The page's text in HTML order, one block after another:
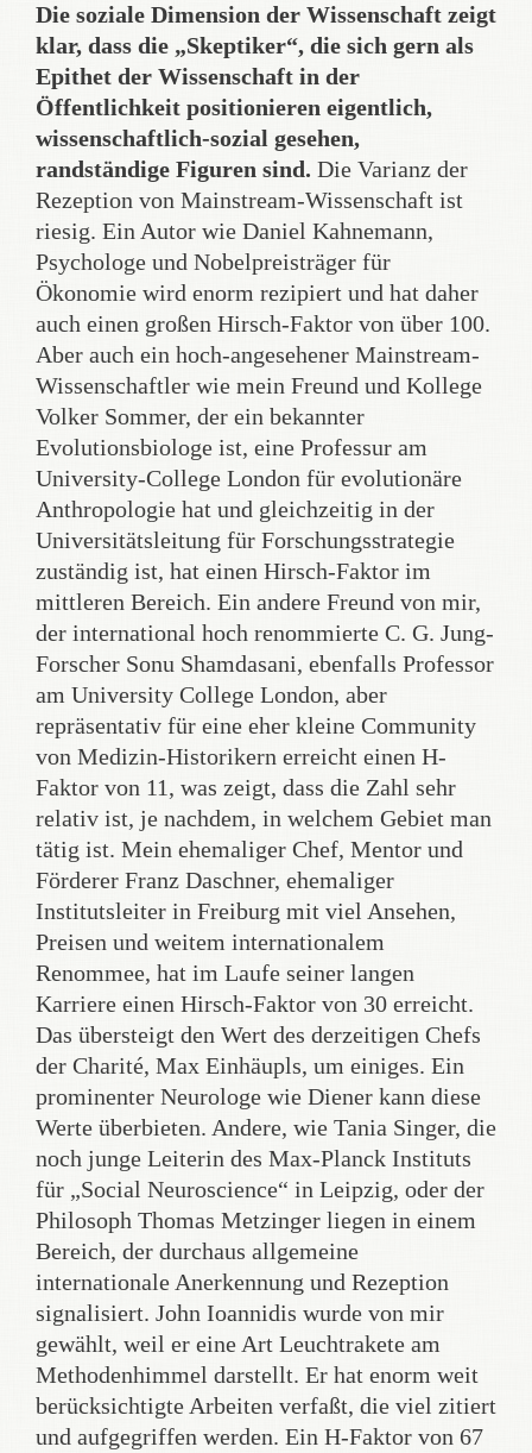
Die soziale Dimension der Wissenschaft zeigt
klar, dass die „Skeptiker“, die sich gern als
Epithet der Wissenschaft in der
Öffentlichkeit positionieren eigentlich,
wissenschaftlich-sozial gesehen,
randständige Figuren sind. Die Varianz der
Rezeption von Mainstream-Wissenschaft ist
riesig. Ein Autor wie Daniel Kahnemann,
Psychologe und Nobelpreisträger für
Ökonomie wird enorm rezipiert und hat daher
auch einen großen Hirsch-Faktor von über 100.
Aber auch ein hoch-angesehener Mainstream-
Wissenschaftler wie mein Freund und Kollege
Volker Sommer, der ein bekannter
Evolutionsbiologe ist, eine Professur am
University-College London für evolutionäre
Anthropologie hat und gleichzeitig in der
Universitätsleitung für Forschungsstrategie
zuständig ist, hat einen Hirsch-Faktor im
mittleren Bereich. Ein andere Freund von mir,
der international hoch renommierte C. G. Jung-
Forscher Sonu Shamdasani, ebenfalls Professor
am University College London, aber
repräsentativ für eine eher kleine Community
von Medizin-Historikern erreicht einen H-
Faktor von 11, was zeigt, dass die Zahl sehr
relativ ist, je nachdem, in welchem Gebiet man
tätig ist. Mein ehemaliger Chef, Mentor und
Förderer Franz Daschner, ehemaliger
Institutsleiter in Freiburg mit viel Ansehen,
Preisen und weitem internationalem
Renommee, hat im Laufe seiner langen
Karriere einen Hirsch-Faktor von 30 erreicht.
Das übersteigt den Wert des derzeitigen Chefs
der Charité, Max Einhäupls, um einiges. Ein
prominenter Neurologe wie Diener kann diese
Werte überbieten. Andere, wie Tania Singer, die
noch junge Leiterin des Max-Planck Instituts
für „Social Neuroscience“ in Leipzig, oder der
Philosoph Thomas Metzinger liegen in einem
Bereich, der durchaus allgemeine
internationale Anerkennung und Rezeption
signalisiert. John Ioannidis wurde von mir
gewählt, weil er eine Art Leuchtrakete am
Methodenhimmel darstellt. Er hat enorm weit
berücksichtigte Arbeiten verfaßt, die viel zitiert
und aufgegriffen werden. Ein H-Faktor von 67